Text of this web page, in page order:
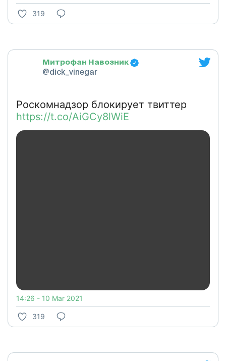
319
Митрофан Навозник
@dick_vinegar
Роскомнадзор блокирует твиттер
https://t.co/AiGCy8lWiE
14:26 - 10 Mar 2021
319